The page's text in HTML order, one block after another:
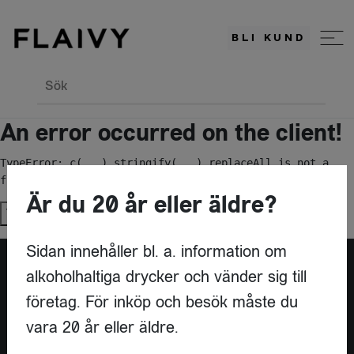
BLI KUND
Sök
An error occurred on the client!
TypeError: c(...).stringify(...).replaceAll is not a
function
Try again
Är du leverantör?
Är du 20 år eller äldre?
Sidan innehåller bl. a. information om
alkoholhaltiga drycker och vänder sig till
företag. För inköp och besök måste du
vara 20 år eller äldre.